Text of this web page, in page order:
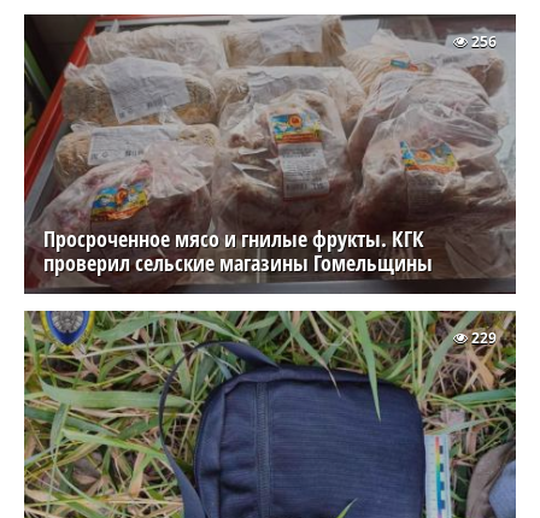
Просроченное мясо и гнилые фрукты. КГК
проверил сельские магазины Гомельщины
256
229